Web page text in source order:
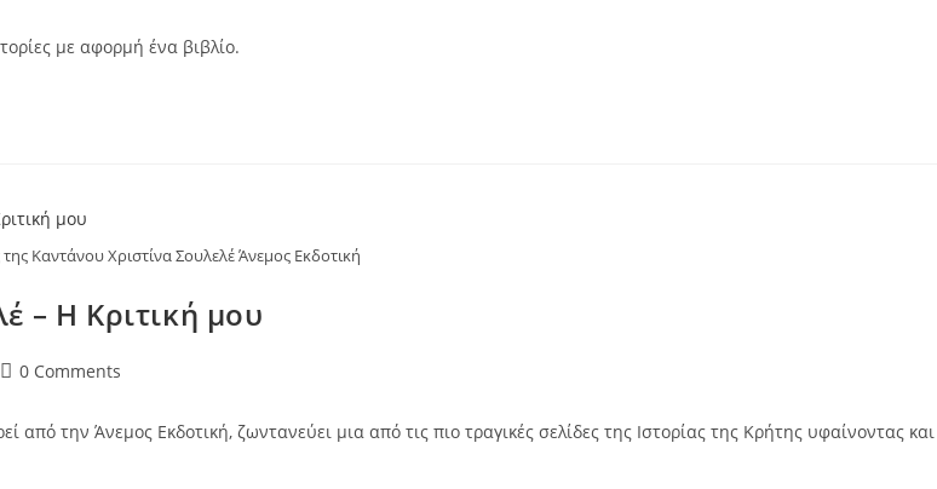
με αφορμή ένα βιβλίο.
της Καντάνου Χριστίνα Σουλελέ Άνεμος Εκδοτική
– Η Κριτική μου
Post0 Comments
την Άνεμος Εκδοτική, ζωντανεύει μια από τις πιο τραγικές σελίδες της Ιστορίας της Κρήτης υφαίνοντας και